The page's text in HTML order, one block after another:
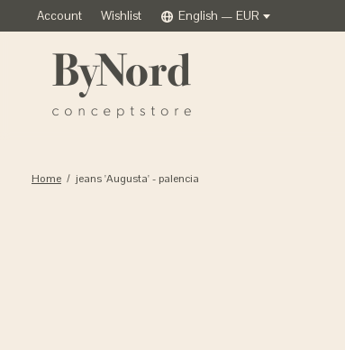
Account Wishlist English — EUR
Home / jeans 'Augusta' - palencia